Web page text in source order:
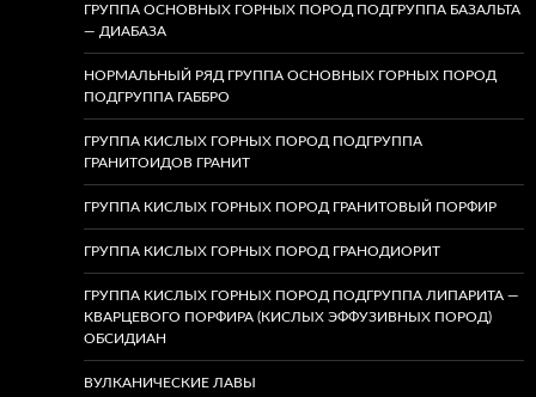
ГРУППА ОСНОВНЫХ ГОРНЫХ ПОРОД ПОДГРУППА БАЗАЛЬТА
— ДИАБАЗА
НОРМАЛЬНЫЙ РЯД ГРУППА ОСНОВНЫХ ГОРНЫХ ПОРОД
ПОДГРУППА ГАББРО
ГРУППА КИСЛЫХ ГОРНЫХ ПОРОД ПОДГРУППА
ГРАНИТОИДОВ ГРАНИТ
ГРУППА КИСЛЫХ ГОРНЫХ ПОРОД ГРАНИТОВЫЙ ПОРФИР
ГРУППА КИСЛЫХ ГОРНЫХ ПОРОД ГРАНОДИОРИТ
ГРУППА КИСЛЫХ ГОРНЫХ ПОРОД ПОДГРУППА ЛИПАРИТА —
КВАРЦЕВОГО ПОРФИРА (КИСЛЫХ ЭФФУЗИВНЫХ ПОРОД)
ОБСИДИАН
ВУЛКАНИЧЕСКИЕ ЛАВЫ